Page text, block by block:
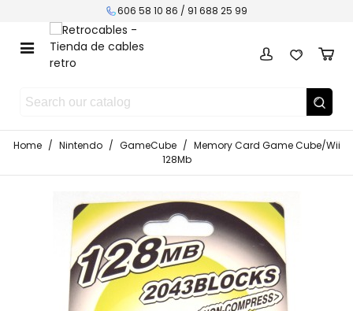
606 58 10 86 / 91 688 25 99
Home / Nintendo / GameCube / Memory Card Game Cube/Wii
128Mb